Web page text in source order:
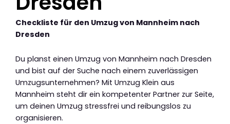
Checkliste für den Umzug von Mannheim nach
Dresden
Du planst einen Umzug von Mannheim nach Dresden
und bist auf der Suche nach einem zuverlässigen
Umzugsunternehmen? Mit Umzug Klein aus
Mannheim steht dir ein kompetenter Partner zur Seite,
um deinen Umzug stressfrei und reibungslos zu
organisieren.